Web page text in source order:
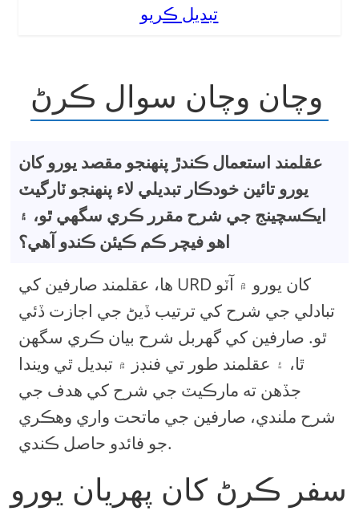
تبديل ڪريو
وچان وچان سوال ڪرڻ
عقلمند استعمال ڪندڙ پنهنجو مقصد يورو کان
يورو تائين خودڪار تبديلي لاء پنهنجو ٽارگيٽ
ايڪسچينج جي شرح مقرر ڪري سگهي ٿو، ۽
اهو فيچر ڪم ڪيئن ڪندو آهي؟
ها، عقلمند صارفين کي URD کان يورو ۾ آٽو
تبادلي جي شرح کي ترتيب ڏيڻ جي اجازت ڏئي
ٿو. صارفين کي گهربل شرح بيان ڪري سگھن
ٿا، ۽ عقلمند طور تي فنڊز ۾ تبديل ٿي ويندا
جڏهن ته مارڪيٽ جي شرح کي هدف جي
شرح ملندي، صارفين جي ماتحت واري وهڪري
جو فائدو حاصل ڪندي.
سفر ڪرڻ کان پهريان يورو